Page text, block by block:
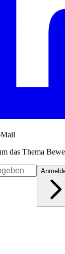
das Thema